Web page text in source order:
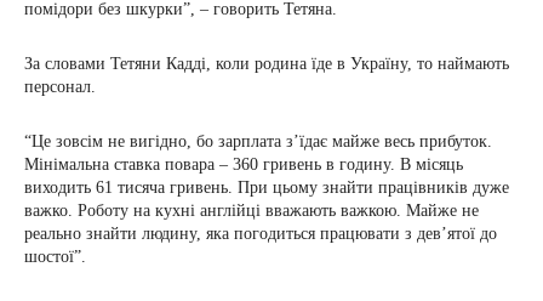
помідори без шкурки”, – говорить Тетяна.
За словами Тетяни Кадді, коли родина їде в Україну, то наймають
персонал.
“Це зовсім не вигідно, бо зарплата з’їдає майже весь прибуток.
Мінімальна ставка повара – 360 гривень в годину. В місяць
виходить 61 тисяча гривень. При цьому знайти працівників дуже
важко. Роботу на кухні англійці вважають важкою. Майже не
реально знайти людину, яка погодиться працювати з дев’ятої до
шостої”.